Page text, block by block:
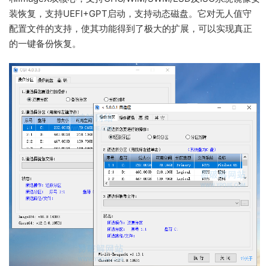
装恢复，支持UEFI+GPT启动，支持动态磁盘。它对无人值守
配置文件的支持，使其功能得到了极大的扩展，可以实现真正
的一键备份恢复。